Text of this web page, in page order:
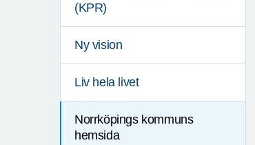
(KPR)
Ny vision
Liv hela livet
Norrköpings kommuns
hemsida